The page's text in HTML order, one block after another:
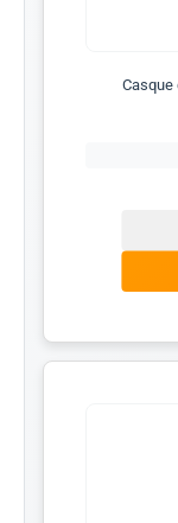
Casque